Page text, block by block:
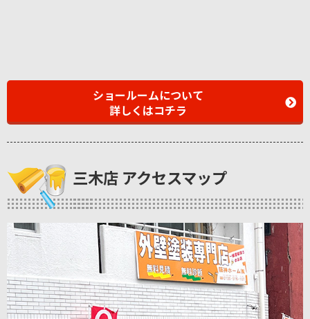
ショールームについて
詳しくはコチラ
三木店 アクセスマップ